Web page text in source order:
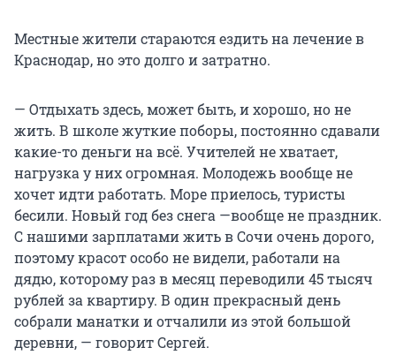
Местные жители стараются ездить на лечение в
Краснодар, но это долго и затратно.
— Отдыхать здесь, может быть, и хорошо, но не
жить. В школе жуткие поборы, постоянно сдавали
какие-то деньги на всё. Учителей не хватает,
нагрузка у них огромная. Молодежь вообще не
хочет идти работать. Море приелось, туристы
бесили. Новый год без снега —вообще не праздник.
С нашими зарплатами жить в Сочи очень дорого,
поэтому красот особо не видели, работали на
дядю, которому раз в месяц переводили 45 тысяч
рублей за квартиру. В один прекрасный день
собрали манатки и отчалили из этой большой
деревни, — говорит Сергей.